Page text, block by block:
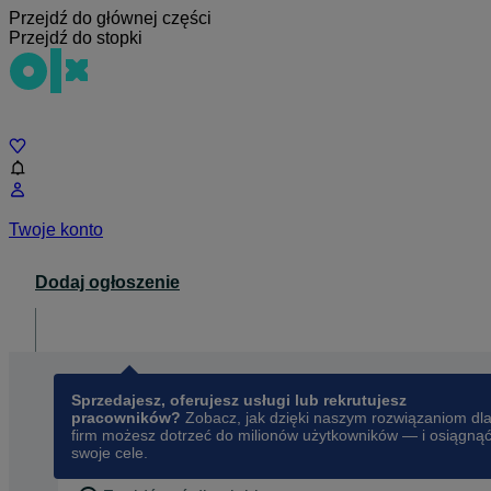
Przejdź do głównej części
Przejdź do stopki
Twoje konto
Dodaj ogłoszenie
Sprzedajesz, oferujesz usługi lub rekrutujesz
pracowników? Zobacz, jak dzięki naszym rozwiązaniom dla
firm możesz dotrzeć do milionów użytkowników — i osiągnąć
swoje cele.